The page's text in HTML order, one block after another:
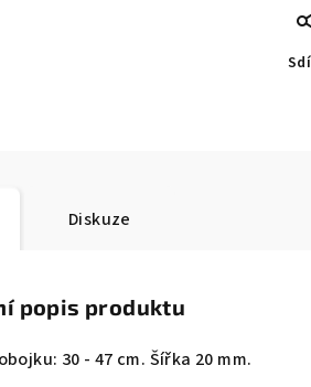
Diskuze
popis produktu
30 - 47 cm. Šířka 20 mm.